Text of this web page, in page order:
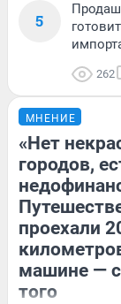
5
262
МНЕНИЕ
«Нет
городов,
проехали
машине —
того